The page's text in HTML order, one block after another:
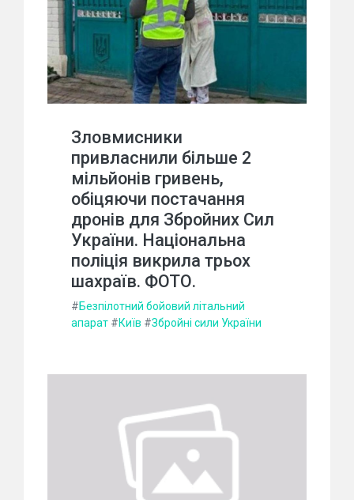
Зловмисники
привласнили більше 2
мільйонів гривень,
обіцяючи постачання
дронів для Збройних Сил
України. Національна
поліція викрила трьох
шахраїв. ФОТО.
#Безпілотний бойовий літальний
апарат #Київ #Збройні сили України